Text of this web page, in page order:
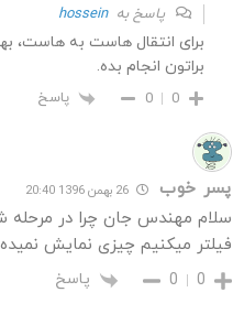
پاسخ بهhossein
برای انتقال هاست به هاست،
براتون انجام بده.
0
0 پاسخ
پسر خوب
فیلتر میکنیم چیزی نمایش
0
0 پاسخ